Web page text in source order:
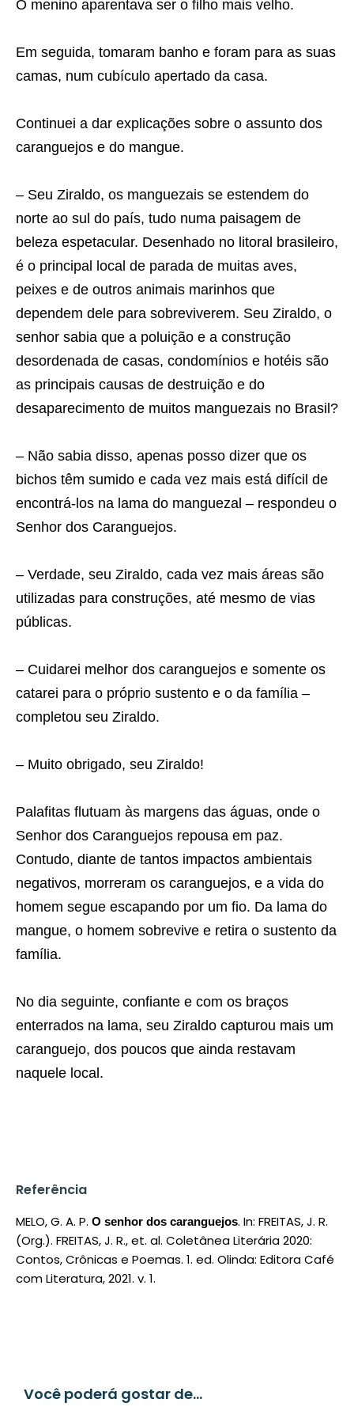
O menino aparentava ser o filho mais velho.
Em seguida, tomaram banho e foram para as suas
camas, num cubículo apertado da casa.
Continuei a dar explicações sobre o assunto dos
caranguejos e do mangue.
– Seu Ziraldo, os manguezais se estendem do
norte ao sul do país, tudo numa paisagem de
beleza espetacular. Desenhado no litoral brasileiro,
é o principal local de parada de muitas aves,
peixes e de outros animais marinhos que
dependem dele para sobreviverem. Seu Ziraldo, o
senhor sabia que a poluição e a construção
desordenada de casas, condomínios e hotéis são
as principais causas de destruição e do
desaparecimento de muitos manguezais no Brasil?
– Não sabia disso, apenas posso dizer que os
bichos têm sumido e cada vez mais está difícil de
encontrá-los na lama do manguezal – respondeu o
Senhor dos Caranguejos.
– Verdade, seu Ziraldo, cada vez mais áreas são
utilizadas para construções, até mesmo de vias
públicas.
– Cuidarei melhor dos caranguejos e somente os
catarei para o próprio sustento e o da família –
completou seu Ziraldo.
– Muito obrigado, seu Ziraldo!
Palafitas flutuam às margens das águas, onde o
Senhor dos Caranguejos repousa em paz.
Contudo, diante de tantos impactos ambientais
negativos, morreram os caranguejos, e a vida do
homem segue escapando por um fio. Da lama do
mangue, o homem sobrevive e retira o sustento da
família.
No dia seguinte, confiante e com os braços
enterrados na lama, seu Ziraldo capturou mais um
caranguejo, dos poucos que ainda restavam
naquele local.
Referência
MELO, G. A. P. O senhor dos caranguejos. In: FREITAS, J. R.
(Org.). FREITAS, J. R., et. al. Coletânea Literária 2020:
Contos, Crônicas e Poemas. 1. ed. Olinda: Editora Café
com Literatura, 2021. v. 1.
Você poderá gostar de...